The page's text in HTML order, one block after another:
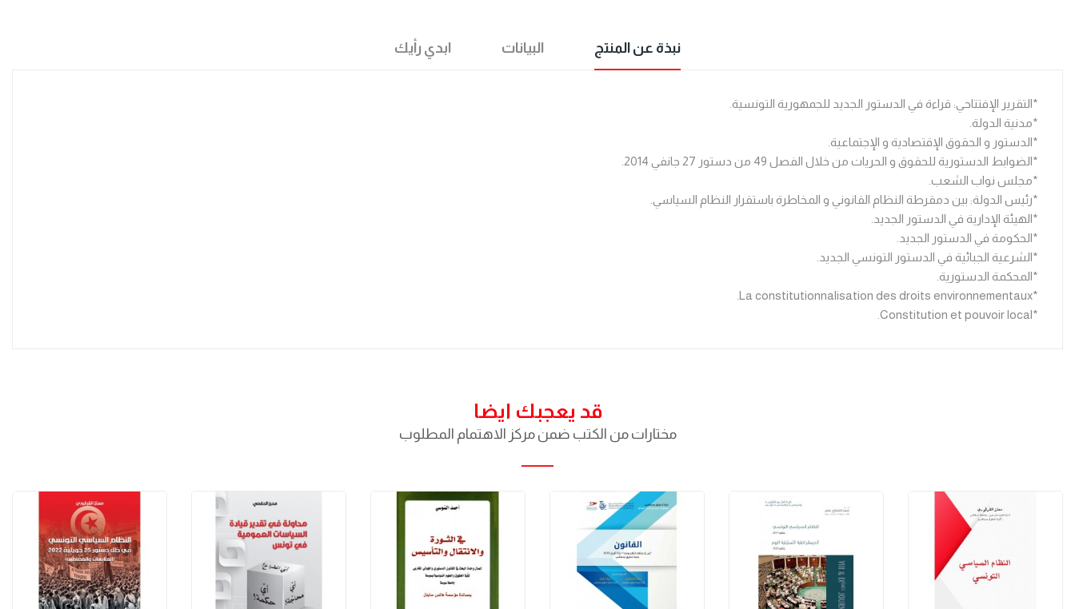
نبذة عن المنتج البيانات ابدي رأيك
*التقرير الإفتتاحي: قراءة في الدستور الجديد للجمهورية التونسية.
*مدنية الدولة.
*الدستور و الحقوق الإقتصادية و الإجتماعية.
*الضوابط الدستورية للحقوق و الحريات من خلال الفصل 49 من دستور 27 جانفي 2014.
*مجلس نواب الشعب.
*رئيس الدولة: بين دمقرطة النظام القانوني و المخاطرة باستقرار النظام السياسي.
*الهيئة الإدارية في الدستور الجديد.
*الحكومة في الدستور الجديد.
*الشرعية الجبائية في الدستور التونسي الجديد.
*المحكمة الدستورية.
*La constitutionnalisation des droits environnementaux.
*Constitution et pouvoir local.
قد يعجبك ايضا
مختارات من الكتب ضمن مركز الاهتمام المطلوب